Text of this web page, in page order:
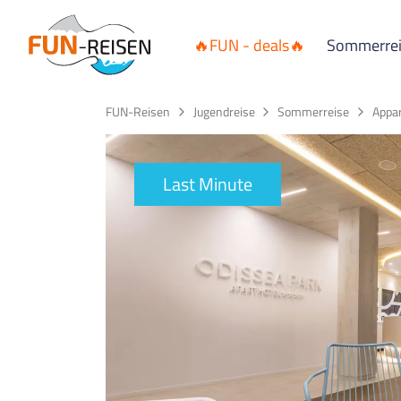
🔥FUN - deals🔥
FUN-Reisen Jugendreise Sommerreise
Last Minute